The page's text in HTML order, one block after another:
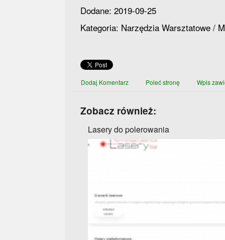
Dodane: 2019-09-25
Kategoria: Narzędzia Warsztatowe /
Dodaj Komentarz Poleć stronę Wpis
Zobacz również:
Lasery do polerowania